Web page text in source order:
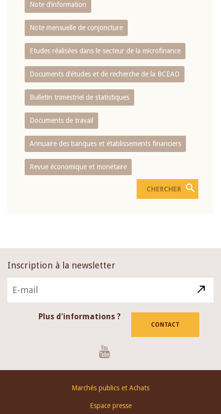
Note d’information
Note mensuelle de conjoncture
Etudes réalisées dans le secteur de la microfinance
Documents d’études et de recherche de la BCEAO
Bulletin trimestriel de statistiques
Documents de travail
Annuaire des banques et établissements financiers
Revue économique et monétaire
Inscription à la newsletter
Plus d'informations ?
CONTACT
Marchés publics et Achats
Espace presse